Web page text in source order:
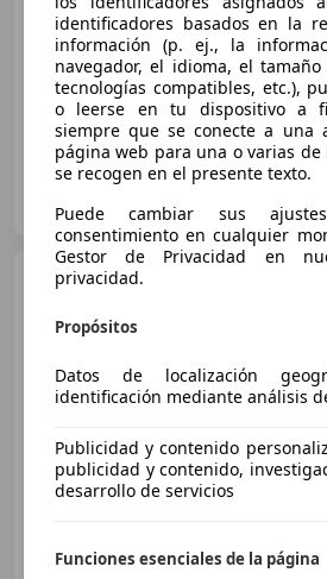
Sin
06/2026 1 km Electro/
COMERCIAL ANACA
ES-46970 ALAQUAS
€
Sin
06/2026 1 km Electro/
COMERCIAL ANACA
identificadores basados en la
información (p. ej., la
navegador, el idioma, el
tecnologías compatibles, etc.),
o leerse en tu dispositivo a
siempre que se conecte a una
página web para una o varias
se recogen en el presente texto.
Puede cambiar sus
consentimiento en cualquier
Gestor de Privacidad en
privacidad.
Propósitos
Datos de localización
identificación mediante análisis
Publicidad y contenido
publicidad y contenido,
desarrollo de servicios
Funciones esenciales de la página